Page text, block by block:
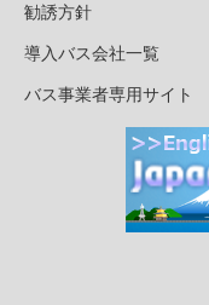
勧誘方針
導入バス会社一覧
バス事業者専用サイト